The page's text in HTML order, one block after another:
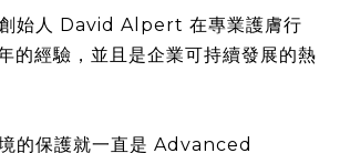
始人 David Alpert 在專業護膚行
的經驗，並且是企業可持續發展的熱
的保護就一直是 Advanced